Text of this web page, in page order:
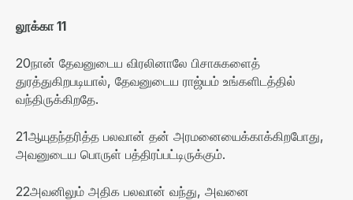
லூக்கா11
20நான் தேவனுடைய விரலினாலே பிசாசுகளைத்
துரத்துகிறபடியால், தேவனுடைய ராஜ்யம் உங்களிடத்தில்
வந்திருக்கிறதே.
21ஆயுதந்தரித்த பலவான் தன் அரமனையைக்காக்கிறபோது,
அவனுடைய பொருள் பத்திரப்பட்டிருக்கும்.
22அவனிலும் அதிக பலவான் வந்து, அவனை